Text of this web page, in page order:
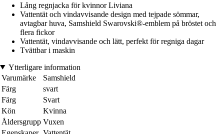
Lång regnjacka för kvinnor Liviana
Vattentät och vindavvisande design med tejpade sömmar,
avtagbar huva, Samshield Swarovski®-emblem på bröstet och
flera fickor
Vattentät, vindavvisande och lätt, perfekt för regniga dagar
Tvättbar i maskin
Ytterligare information
Varumärke
Samshield
Färg
svart
Färg
Svart
Kön
Kvinna
Åldersgrupp Vuxen